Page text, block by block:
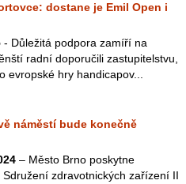
dostane je Emil Open i
- Důležitá podpora zamíří na
radní doporučili zastupitelstvu,
evropské hry handicapov...
náměstí bude konečně
– Město Brno poskytne
zdravotnických zařízení II